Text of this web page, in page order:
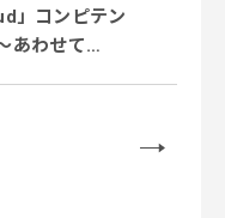
」コンピテン